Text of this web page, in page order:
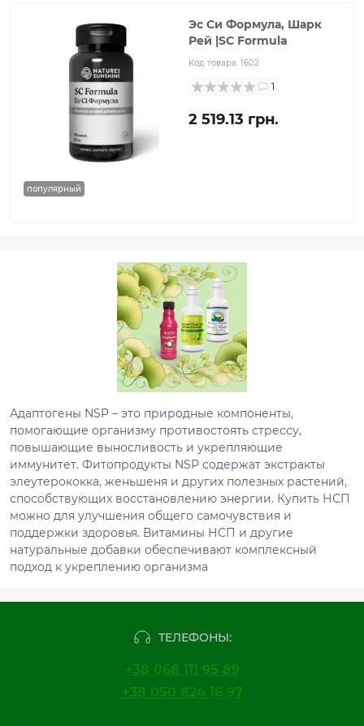
популярный
Эс Си Формула, Шарк
Рей |SC Formula
Код товара: 1602
1
2 519.13 грн.
Адаптогены NSP – это природные компоненты,
помогающие организму противостоять стрессу,
повышающие выносливость и укрепляющие
иммунитет. Фитопродукты NSP содержат экстракты
элеутерококка, женьшеня и других полезных растений,
способствующих восстановлению энергии. Купить НСП
можно для улучшения общего самочувствия и
поддержки здоровья. Витамины НСП и другие
натуральные добавки обеспечивают комплексный
подход к укреплению организма
ТЕЛЕФОНЫ:
+38 068 111 95 89
+38 050 824 16 97